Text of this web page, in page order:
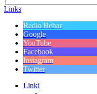
Links
Radio Behar
Google
YouTube
Facebook
Instagram
Twitter
Linki